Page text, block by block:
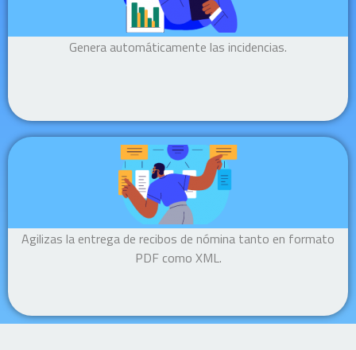
Genera automáticamente las incidencias.
Agilizas la entrega de recibos de nómina tanto en formato
PDF como XML.